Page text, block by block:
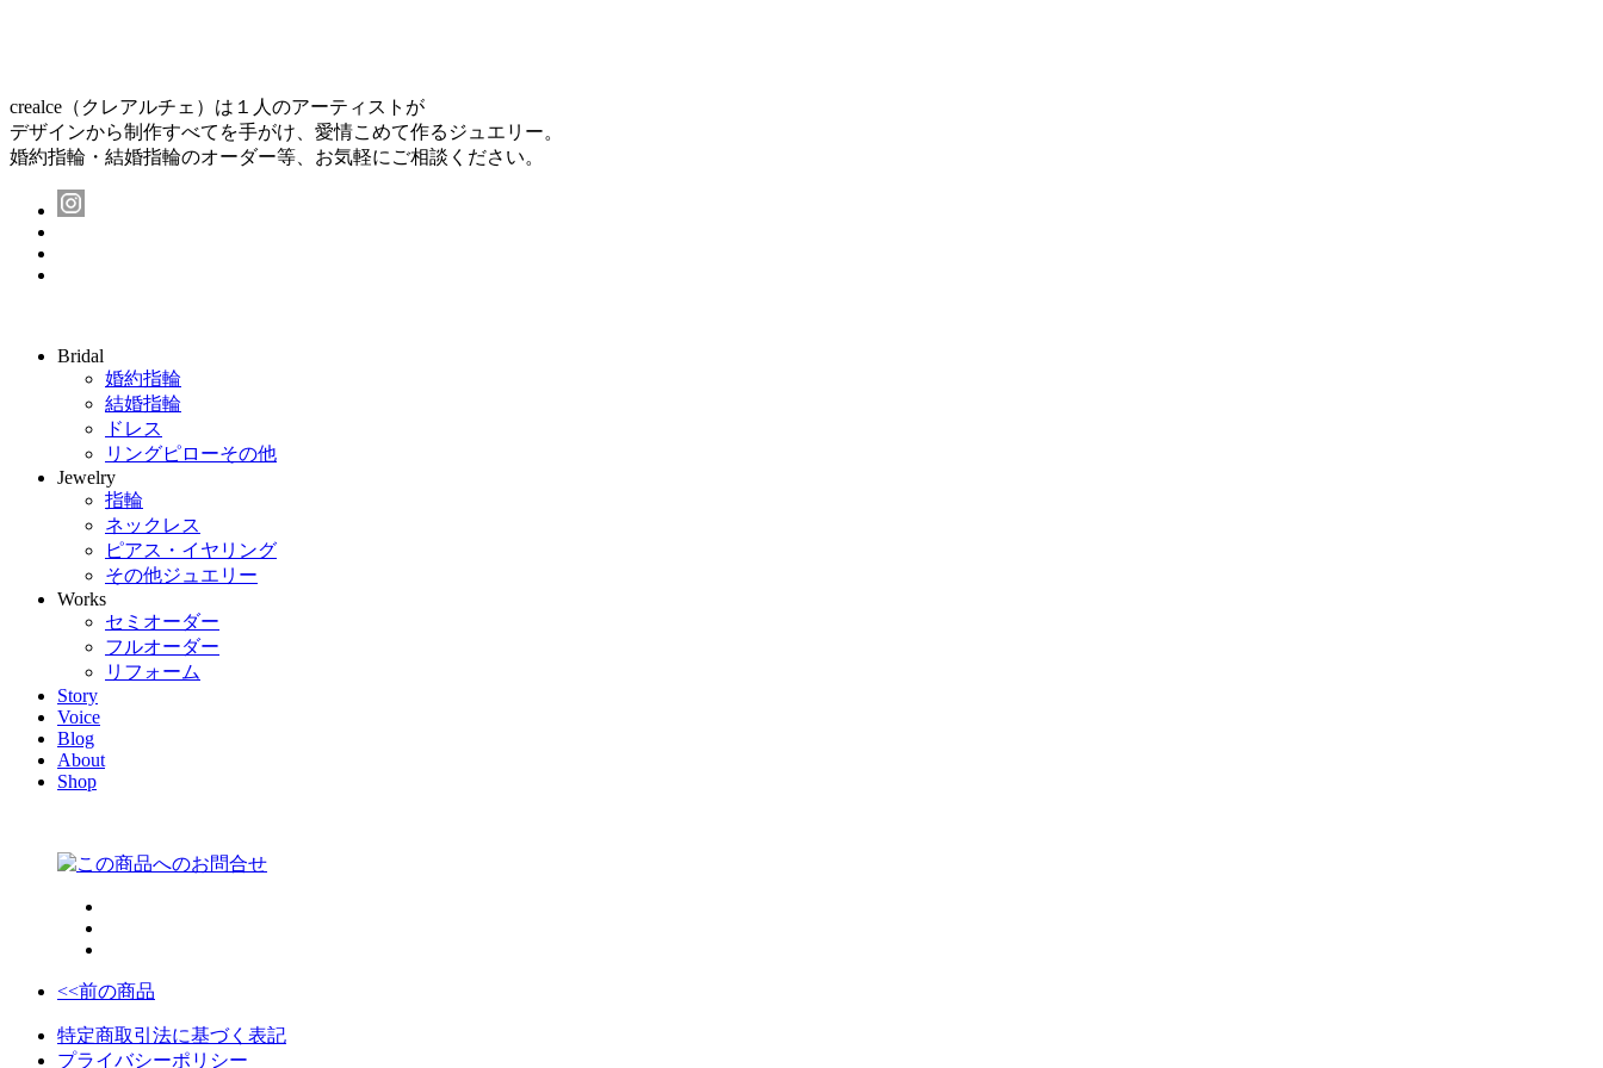
crealce（クレアルチェ）は１人のアーティストが
デザインから制作すべてを手がけ、愛情こめて作るジュエリー。
婚約指輪・結婚指輪のオーダー等、お気軽にご相談ください。
Bridal
婚約指輪
結婚指輪
ドレス
リングピローその他
Jewelry
指輪
ネックレス
ピアス・イヤリング
その他ジュエリー
Works
セミオーダー
フルオーダー
リフォーム
Story
Voice
Blog
About
Shop
<<前の商品
特定商取引法に基づく表記
プライバシーポリシー